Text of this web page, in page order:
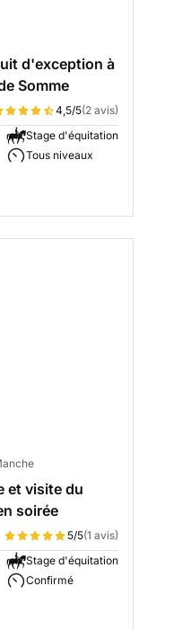
d'exception à
Somme
4,5/5(2 avis)
Stage d'équitation
Tous niveaux
et visite du
soirée
5/5(1 avis)
Stage d'équitation
Confirmé